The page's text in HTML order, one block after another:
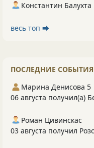
Константин Балухта
весь топ ⮕
ПОСЛЕДНИЕ СОБЫТИЯ
Марина Денисова 5
06 августа получил(а)
Роман Цивинскас
03 августа получил